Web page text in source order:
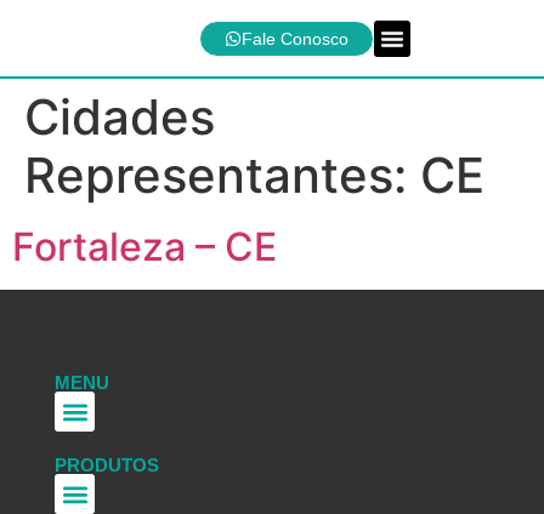
Fale Conosco
Cidades
Representantes: CE
Fortaleza – CE
MENU
PRODUTOS